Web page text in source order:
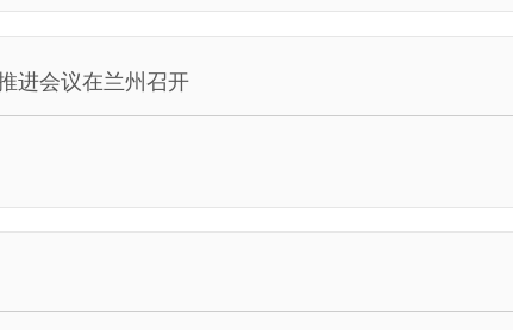
进会议在兰州召开